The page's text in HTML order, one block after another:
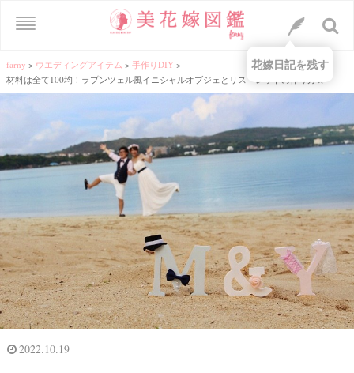
farny > ウエディングアイテム > 手作りDIY >
材料は全て100均！ラプンツェル風イニシャルオブジェとリストレットの作り方☆
2022.10.19
花嫁日記を残す